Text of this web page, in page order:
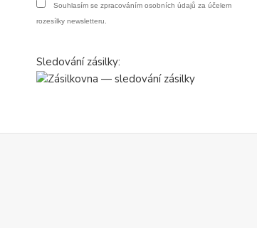
Souhlasím se zpracováním osobních údajů za účelem
rozesílky newsletteru.
Sledování zásilky: